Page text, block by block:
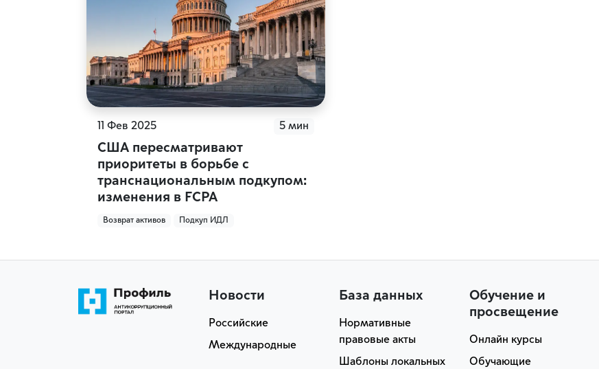
11 Фев 2025 5 мин
США пересматривают
приоритеты в борьбе с
транснациональным подкупом:
изменения в FCPA
Возврат активов Подкуп ИДЛ
Новости
Российские
Международные
База данных
Нормативные
правовые акты
Шаблоны локальных
Обучение и
просвещение
Онлайн курсы
Обучающие